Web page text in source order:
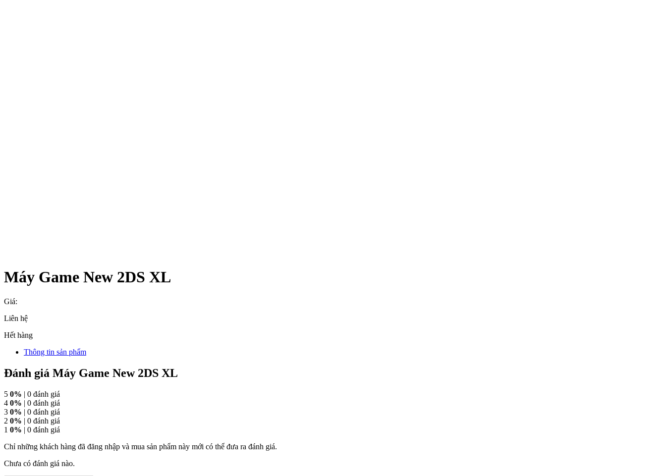
Máy Game New 2DS XL
Giá:
Liên hệ
Hết hàng
Thông tin sản phẩm
Đánh giá Máy Game New 2DS XL
5 0% | 0 đánh giá
4 0% | 0 đánh giá
3 0% | 0 đánh giá
2 0% | 0 đánh giá
1 0% | 0 đánh giá
Chỉ những khách hàng đã đăng nhập và mua sản phẩm này mới có thể đưa ra đánh giá.
Chưa có đánh giá nào.